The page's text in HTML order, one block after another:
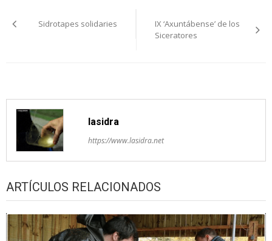
pelosSidrotapes solidaries
IX ‘Axuntábense’ de los
Siceratores
lasidra
https://www.lasidra.net
ARTÍCULOS RELACIONADOS